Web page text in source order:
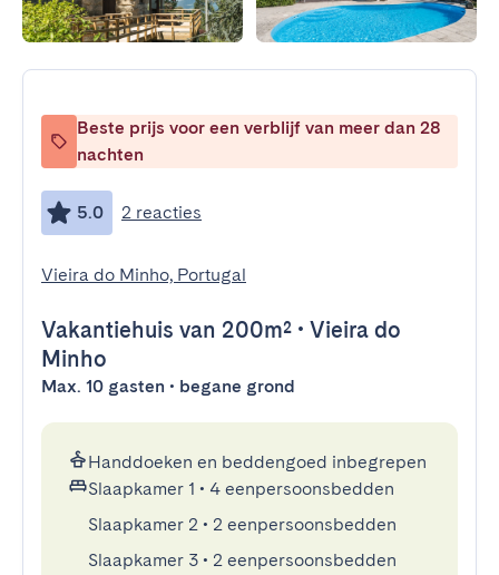
Beste prijs voor een verblijf van meer dan 28
nachten
5.0 2 reacties
Vieira do Minho, Portugal
Vakantiehuis van 200m² • Vieira do
Minho
Max. 10 gasten • begane grond
Handdoeken en beddengoed inbegrepen
Slaapkamer 1 • 4 eenpersoonsbedden
Slaapkamer 2 • 2 eenpersoonsbedden
Slaapkamer 3 • 2 eenpersoonsbedden